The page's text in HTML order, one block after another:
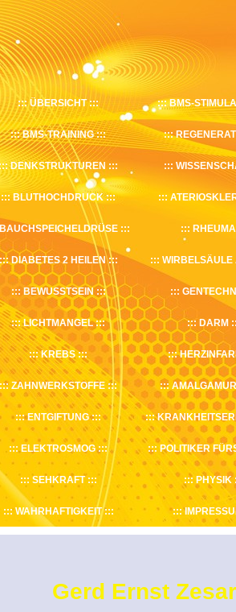
ÜBERSICHT BMS-
BMS-TRAINING
DENKSTRUKTUREN
BLUTHOCHDRUCK
BAUCHSPEICHELDRÜSE RHEUMA
DIABETES 2 HEILEN WIRBELSÄULE
BEWUSSTSEIN
LICHTMANGEL DARM
KREBS
ZAHNWERKSTOFFE
ENTGIFTUNG
ELEKTROSMOG POLITIKER
SEHKRAFT PHYSIK
WAHRHAFTIGKEIT
Gerd Ernst Zesar